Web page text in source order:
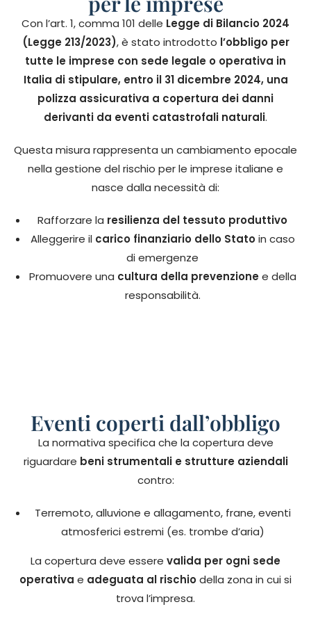
Con l’art. 1, comma 101 delle Legge di Bilancio 2024
(Legge 213/2023), è stato introdotto l’obbligo per
tutte le imprese con sede legale o operativa in
Italia di stipulare, entro il 31 dicembre 2024, una
polizza assicurativa a copertura dei danni
derivanti da eventi catastrofali naturali.
Questa misura rappresenta un cambiamento epocale
nella gestione del rischio per le imprese italiane e
nasce dalla necessità di:
Rafforzare la resilienza del tessuto produttivo
Alleggerire il carico finanziario dello Statoin caso
di emergenze
Promuovere una cultura della prevenzionee della
responsabilità.
La normativa specifica che la copertura deve
riguardare beni strumentali e strutture aziendali
contro:
Terremoto, alluvione e allagamento, frane, eventi
atmosferici estremi (es. trombe d’aria)
La copertura deve essere valida per ogni sede
operativa e adeguata al rischiodella zona in cui si
trova l’impresa.
Eventi coperti dall’obbligo